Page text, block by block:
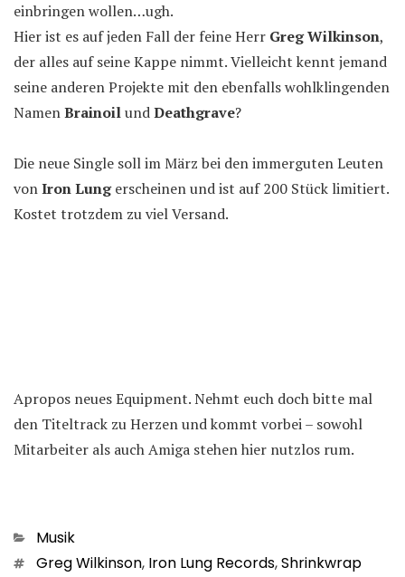
einbringen wollen…ugh.
Hier ist es auf jeden Fall der feine Herr Greg Wilkinson,
der alles auf seine Kappe nimmt. Vielleicht kennt jemand
seine anderen Projekte mit den ebenfalls wohlklingenden
NamenBrainoilundDeathgrave?
Die neue Single soll im März bei den immerguten Leuten
vonIron Lungerscheinen und ist auf 200 Stück limitiert.
Kostet trotzdem zu viel Versand.
Apropos neues Equipment. Nehmt euch doch bitte mal
den Titeltrack zu Herzen und kommt vorbei – sowohl
Mitarbeiter als auch Amiga stehen hier nutzlos rum.
Kategorien
Musik
Schlagwörter
Greg Wilkinson, Iron Lung Records,Shrinkwrap